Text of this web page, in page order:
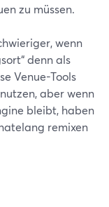
zu müssen.
wenn
denn als
Venue-Tools
aber wenn
bleibt, haben
remixen